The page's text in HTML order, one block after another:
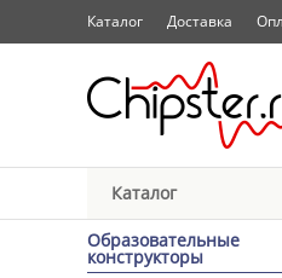
Каталог Доставка
Каталог
Образовательные
конструкторы